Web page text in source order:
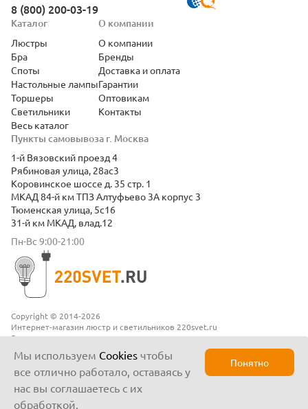
Copyright © 2014-2026
Интернет-магазин люстр и светильников 220svet.ru
Все права защищены
8 (800) 200-03-19
Пункты самовывоза г. Москва
1-й Вязовский проезд 4
Рябиновая улица, 28ас3
Коровинское шоссе д. 35 стр. 1
МКАД 84-й км ТПЗ Алтуфьево 3А корпус 3
Тюменская улица, 5с16
31-й км МКАД, влад.12
Пн-Вс 9:00-21:00
Каталог
Люстры
Бра
Споты
Настольные лампы
Торшеры
Светильники
Весь каталог
О компании
О компании
Бренды
Доставка и оплата
Гарантии
Оптовикам
Контакты
Мы используем Cookies чтобы
все отлично работало, оставаясь у
нас вы соглашаетесь с их
обработкой.
Понятно